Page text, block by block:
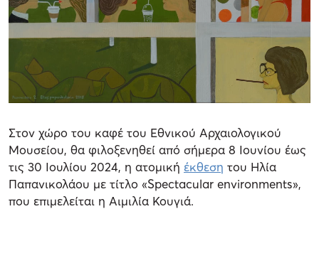
Στον χώρο του καφέ του Εθνικού Αρχαιολογικού
Μουσείου, θα φιλοξενηθεί από σήμερα 8 Ιουνίου έως
τις 30 Ιουλίου 2024, η ατομική έκθεση του Ηλία
Παπανικολάου με τίτλο «Spectacular environments»,
που επιμελείται η Αιμιλία Κουγιά.